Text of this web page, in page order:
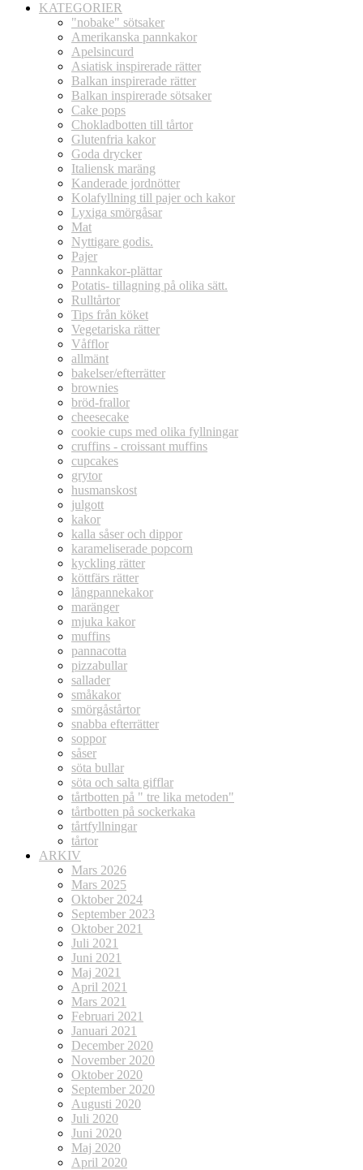
KATEGORIER
"nobake" sötsaker
Amerikanska pannkakor
Apelsincurd
Asiatisk inspirerade rätter
Balkan inspirerade rätter
Balkan inspirerade sötsaker
Cake pops
Chokladbotten till tårtor
Glutenfria kakor
Goda drycker
Italiensk maräng
Kanderade jordnötter
Kolafyllning till pajer och kakor
Lyxiga smörgåsar
Mat
Nyttigare godis.
Pajer
Pannkakor-plättar
Potatis- tillagning på olika sätt.
Rulltårtor
Tips från köket
Vegetariska rätter
Våfflor
allmänt
bakelser/efterrätter
brownies
bröd-frallor
cheesecake
cookie cups med olika fyllningar
cruffins - croissant muffins
cupcakes
grytor
husmanskost
julgott
kakor
kalla såser och dippor
karameliserade popcorn
kyckling rätter
köttfärs rätter
långpannekakor
maränger
mjuka kakor
muffins
pannacotta
pizzabullar
sallader
småkakor
smörgåstårtor
snabba efterrätter
soppor
såser
söta bullar
söta och salta gifflar
tårtbotten på " tre lika metoden"
tårtbotten på sockerkaka
tårtfyllningar
tårtor
ARKIV
Mars 2026
Mars 2025
Oktober 2024
September 2023
Oktober 2021
Juli 2021
Juni 2021
Maj 2021
April 2021
Mars 2021
Februari 2021
Januari 2021
December 2020
November 2020
Oktober 2020
September 2020
Augusti 2020
Juli 2020
Juni 2020
Maj 2020
April 2020